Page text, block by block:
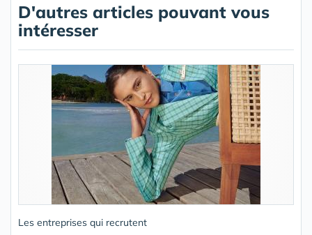
D'autres articles pouvant vous
intéresser
Les entreprises qui recrutent